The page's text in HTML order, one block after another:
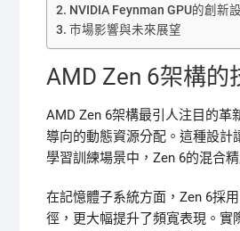
NVIDIA Feynman GPU的創新
市場影響與未來展望
AMD Zen 6架構的
AMD Zen 6架構最引人注目的革
導向的動態資源分配。這種設計
學習訓練場景中，Zen 6的混合
在記憶體子系統方面，Zen 6採
徑，更大幅提升了頻寬表現。實